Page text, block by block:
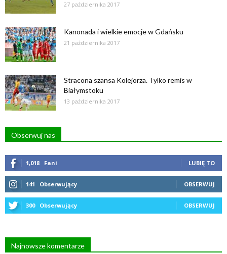
27 października 2017
Kanonada i wielkie emocje w Gdańsku
21 października 2017
Stracona szansa Kolejorza. Tylko remis w
Białymstoku
13 października 2017
Obserwuj nas
1,018 Fani LUBIĘ TO
141 Obserwujący OBSERWUJ
300 Obserwujący OBSERWUJ
Najnowsze komentarze